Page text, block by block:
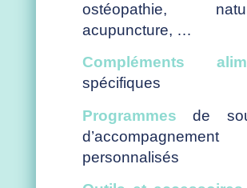
ostéopathie,
acupuncture, …
Compléments
spécifiques
Programmes de
d’accompagnement
personnalisés